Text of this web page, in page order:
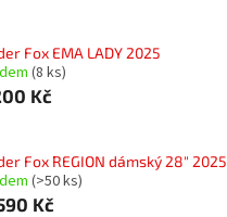
Fox EMA LADY 2025
(8 ks)
Kč
Fox REGION dámský 28" 2025
(>50 ks)
Kč